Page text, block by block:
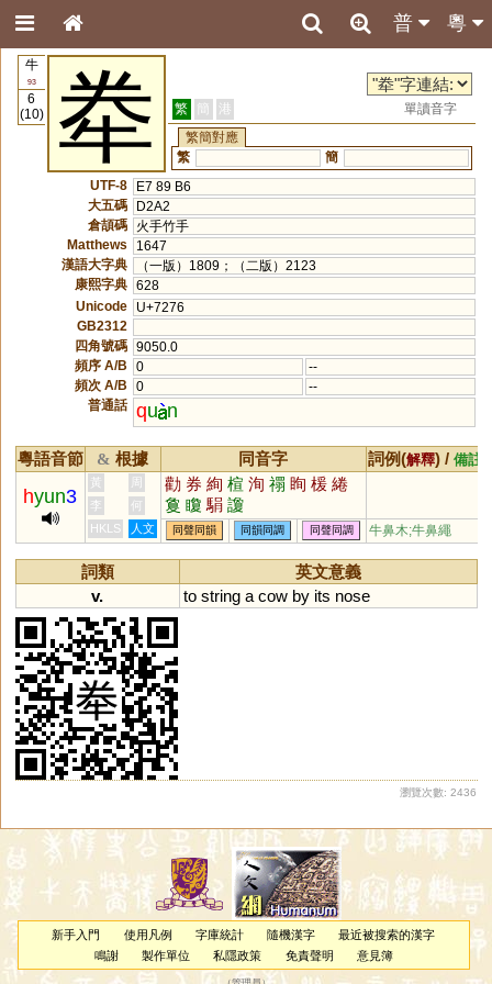
粵
普
牛
93
6
(10)
牶 繁 簡 港
單讀音字
繁簡對應
繁
簡
UTF-8
E7 89 B6
大五碼
D2A2
倉頡碼
火手竹手
Matthews
1647
漢語大字典
（一版）1809；（二版）2123
康熙字典 628
Unicode
U+7276
GB2312
四角號碼 9050.0
頻序 A/B
0
--
頻次 A/B
0
--
普通話 qu n
粵語音節 & 根據 同音字 詞例(解釋) / 備註
hyun3
黃 周 勸 券 絢 楦 洵 禤 眴 楥 綣
敻 矎 駽 讂
李
何
HKLS
人文 同聲同韻 同韻同調 同聲同調 牛鼻木;牛鼻繩
詞類
英文意義
v.
to string a cow by its nose
瀏覽次數: 2436
新手入門 使用凡例 字庫統計 隨機漢字
最近被搜索的漢字
鳴謝
製作單位 私隱政策 免責聲明 意見簿